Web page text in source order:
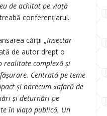
de achitat pe viață
conferențiarul.
cărții „Insectar
de autor drept o
realitate complexă și
Centrată pe teme
și oarecum «afară de
și deturnări pe
în viața publică. Un